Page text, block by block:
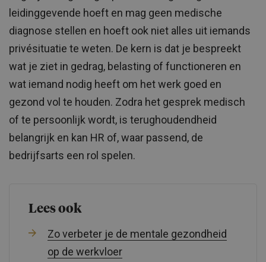
leidinggevende hoeft en mag geen medische
diagnose stellen en hoeft ook niet alles uit iemands
privésituatie te weten. De kern is dat je bespreekt
wat je ziet in gedrag, belasting of functioneren en
wat iemand nodig heeft om het werk goed en
gezond vol te houden. Zodra het gesprek medisch
of te persoonlijk wordt, is terughoudendheid
belangrijk en kan HR of, waar passend, de
bedrijfsarts een rol spelen.
Lees ook
Zo verbeter je de mentale gezondheid
op de werkvloer